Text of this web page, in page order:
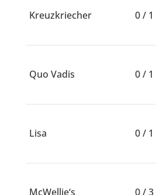
Kreuzkriecher 0 / 1
Quo Vadis 0 / 1
Lisa 0 / 1
McWellie‘s 0 / 3